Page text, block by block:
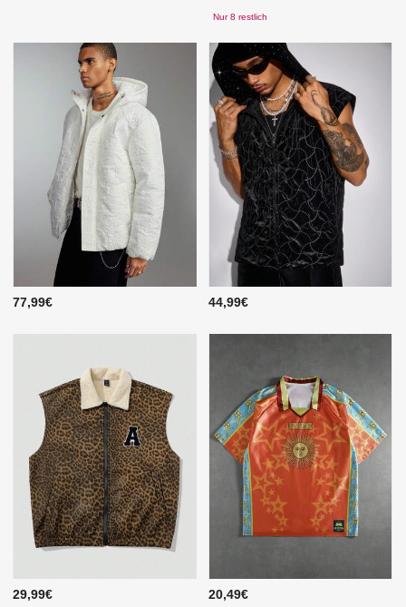
Nur 8 restlich
77,99€ 44,99€
29,99€ 20,49€